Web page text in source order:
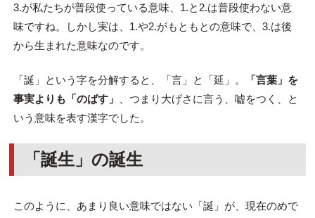
3.が私たちが普段使っている意味、1.と2.は普段使わない意
味ですね。しかし実は、1.や2.がもともとの意味で、3.は後
から生まれた意味なのです。
「誕」という字を分解すると、「言」と「延」。
「言葉」を
事実よりも「のばす」
、つまり大げさに言う、嘘をつく、と
いう意味を表す漢字でした。
「誕生」の誕生
このように、あまり良い意味ではない「誕」が、現在のめで